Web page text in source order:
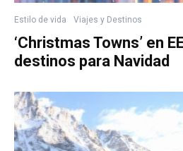
Estilo de vida Viajes y Destinos
‘Christmas Towns’ en
destinos para Navidad